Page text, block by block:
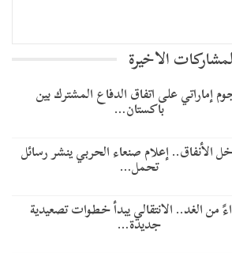
الاخيرة
إماراتي على اتفاق الدفاع المشترك بين
باكستان…
الأنفاق.. إعلام صنعاء الحربي ينشر رسائل
تحمل…
من الغد.. الانتقالي يبدأ خطوات تصعيدية
جديدة…